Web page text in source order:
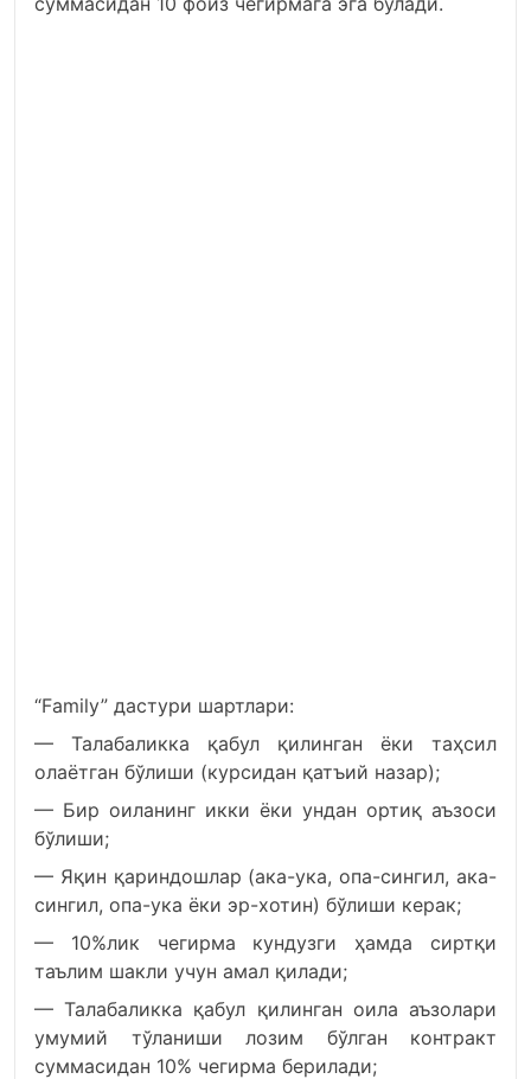
“Family” дастури шартлари:
— Талабаликка қабул қилинган ёки таҳсил
олаётган бўлиши (курсидан қатъий назар);
— Бир оиланинг икки ёки ундан ортиқ аъзоси
бўлиши;
— Яқин қариндошлар (ака-ука, опа-сингил, ака-
сингил, опа-ука ёки эр-хотин) бўлиши керак;
— 10%лик чегирма кундузги ҳамда сиртқи
таълим шакли учун амал қилади;
— Талабаликка қабул қилинган оила аъзолари
умумий тўланиши лозим бўлган контракт
суммасидан 10% чегирма берилади;